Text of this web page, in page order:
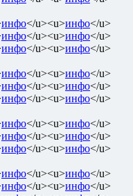
инфо</u><u>инфо</u>
инфо</u><u>инфо</u>
инфо</u><u>инфо</u>
инфо</u><u>инфо</u>
инфо</u><u>инфо</u>
инфо</u><u>инфо</u>
инфо</u><u>инфо</u>
инфо</u><u>инфо</u>
инфо</u><u>инфо</u>
инфо</u><u>инфо</u>
инфо</u><u>инфо</u>